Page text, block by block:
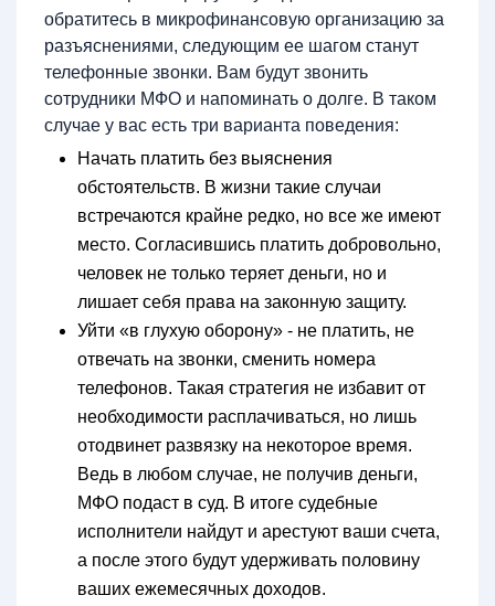
обратитесь в микрофинансовую организацию за
разъяснениями, следующим ее шагом станут
телефонные звонки. Вам будут звонить
сотрудники МФО и напоминать о долге. В таком
случае у вас есть три варианта поведения:
Начать платить без выяснения
обстоятельств. В жизни такие случаи
встречаются крайне редко, но все же имеют
место. Согласившись платить добровольно,
человек не только теряет деньги, но и
лишает себя права на законную защиту.
Уйти «в глухую оборону» - не платить, не
отвечать на звонки, сменить номера
телефонов. Такая стратегия не избавит от
необходимости расплачиваться, но лишь
отодвинет развязку на некоторое время.
Ведь в любом случае, не получив деньги,
МФО подаст в суд. В итоге судебные
исполнители найдут и арестуют ваши счета,
а после этого будут удерживать половину
ваших ежемесячных доходов.